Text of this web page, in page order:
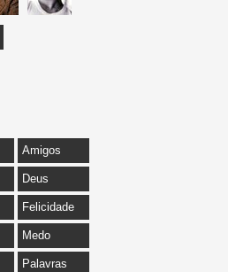
Amigos
Deus
Felicidade
Medo
Palavras